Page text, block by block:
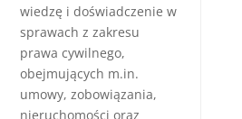
wiedzę i doświadczenie w
sprawach z zakresu
prawa cywilnego,
obejmujących m.in.
umowy, zobowiązania,
nieruchomości oraz